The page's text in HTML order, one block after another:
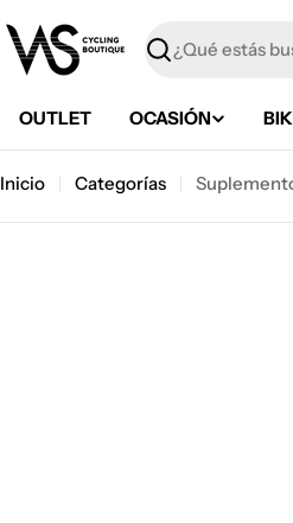
al
contenido
Buscar
OUTLET OCASIÓN
Inicio Categorías